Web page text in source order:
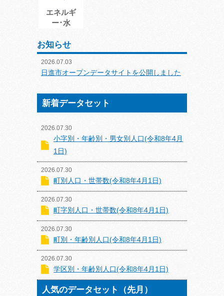
エネルギ
ー･水
お知らせ
2026.07.03
日進市オープンデータサイトを公開しました
新着データセット
2026.07.30
小字別・年齢別・男女別人口(令和8年4月
1日)
2026.07.30
町別人口・世帯数(令和8年4月1日)
2026.07.30
町字別人口・世帯数(令和8年4月1日)
2026.07.30
町別・年齢別人口(令和8年4月1日)
2026.07.30
学区別・年齢別人口(令和8年4月1日)
人気のデータセット（先月）